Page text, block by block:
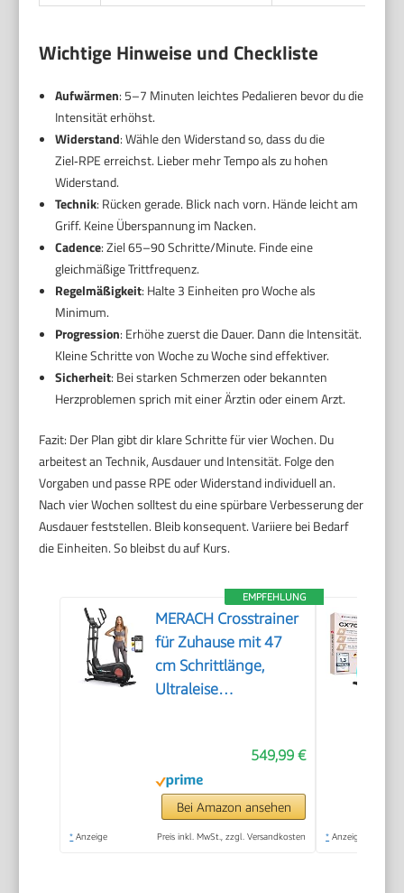
Wichtige Hinweise und Checkliste
Aufwärmen: 5–7 Minuten leichtes Pedalieren bevor du die
Intensität erhöhst.
Widerstand: Wähle den Widerstand so, dass du die
Ziel‑RPE erreichst. Lieber mehr Tempo als zu hohen
Widerstand.
Technik: Rücken gerade. Blick nach vorn. Hände leicht am
Griff. Keine Überspannung im Nacken.
Cadence: Ziel 65–90 Schritte/Minute. Finde eine
gleichmäßige Trittfrequenz.
Regelmäßigkeit: Halte 3 Einheiten pro Woche als
Minimum.
Progression: Erhöhe zuerst die Dauer. Dann die Intensität.
Kleine Schritte von Woche zu Woche sind effektiver.
Sicherheit: Bei starken Schmerzen oder bekannten
Herzproblemen sprich mit einer Ärztin oder einem Arzt.
Fazit: Der Plan gibt dir klare Schritte für vier Wochen. Du
arbeitest an Technik, Ausdauer und Intensität. Folge den
Vorgaben und passe RPE oder Widerstand individuell an.
Nach vier Wochen solltest du eine spürbare Verbesserung der
Ausdauer feststellen. Bleib konsequent. Variiere bei Bedarf
die Einheiten. So bleibst du auf Kurs.
EMPFEHLUNG
MERACH Crosstrainer
für Zuhause mit 47
cm Schrittlänge,
Ultraleise
Widerstandsstufen,
für Effektives
Ausdauertraining,
Eigener App,
549,99 €
Bei Amazon ansehen
* Anzeige Preis inkl. MwSt., zzgl. Versandkosten * Anzeige